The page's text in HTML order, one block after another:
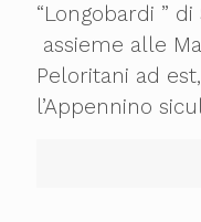
“Longobardi ”
assieme alle
Peloritani ad
l’Appennino